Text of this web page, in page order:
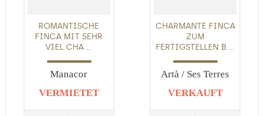
ROMANTISCHE
FINCA MIT SEHR
VIEL CHA ...
Manacor
VERMIETET
CHARMANTE FINCA
ZUM
FERTIGSTELLEN B ...
Artà / Ses Terres
VERKAUFT